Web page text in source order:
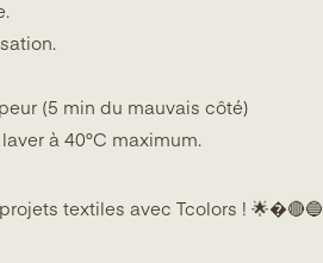
(5 min du mauvais côté)
à 40°C maximum.
textiles avec Tcolors ! 🌟�🔴🔵